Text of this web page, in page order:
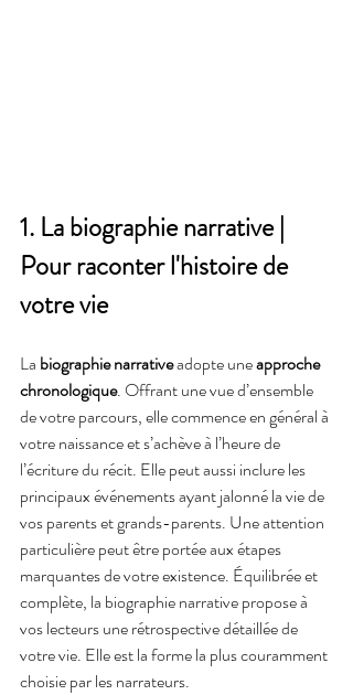
1. La biographie narrative |
Pour raconter l'histoire de
votre vie
La biographie narrative adopte une approche
chronologique. Offrant une vue d’ensemble
de votre parcours, elle commence en général à
votre naissance et s’achève à l’heure de
l’écriture du récit. Elle peut aussi inclure les
principaux événements ayant jalonné la vie de
vos parents et grands-parents. Une attention
particulière peut être portée aux étapes
marquantes de votre existence. Équilibrée et
complète, la biographie narrative propose à
vos lecteurs une rétrospective détaillée de
votre vie. Elle est la forme la plus couramment
choisie par les narrateurs.